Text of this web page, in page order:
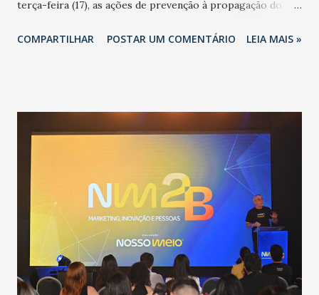
terça-feira (17), as ações de prevenção à propagação do
adotadas pelo Governo do Estado na contenção da
população suspeita e de cuidados com os ambientes
públicos e domiciliares. “Nós não estamos vivendo uma
epidemia comum, como temos em todos os anos, com
aumento de casos de dengue, influenza ou H1N1. Trata-se
de uma epidemia com um vírus diferente, com um poder de
contaminação maior que outros coronavírus”, apontou o
secretário. Segundo ele, é uma epidemia com chance de
contaminação alta, podendo gerar um grande risco à
população e ao sistema de saúde. “Precisamos saber fazer a
COMPARTILHAR POSTAR UM COMENTÁRIO LEIA MAIS »